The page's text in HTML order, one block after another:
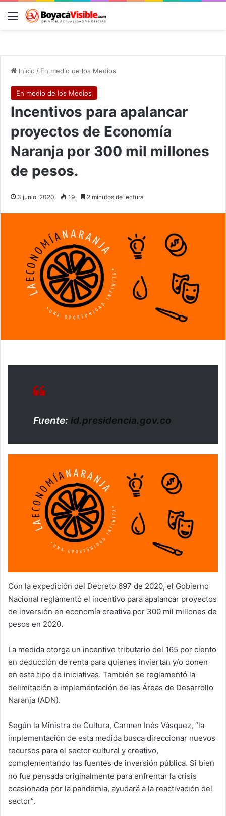
Menú
Inicio / En medio de los Medios
En medio de los Medios
Incentivos para apalancar
proyectos de Economía
Naranja por 300 mil millones
de pesos.
3 junio, 2020 19 2 minutos de lectura
Fuente: id.presidencia.gov.co
Con la expedición del Decreto 697 de 2020, el Gobierno
Nacional reglamentó el incentivo para apalancar proyectos
de inversión en economía creativa por 300 mil millones de
pesos en 2020.
La medida otorga un incentivo tributario del 165 por ciento
en deducción de renta para quienes inviertan y/o donen
en este tipo de iniciativas. También se reglamentó la
delimitación e implementación de las Áreas de Desarrollo
Naranja (ADN).
Según la Ministra de Cultura, Carmen Inés Vásquez, “la
implementación de esta medida busca direccionar nuevos
recursos para el sector cultural y creativo,
complementando las fuentes de inversión pública. Si bien
no fue pensada originalmente para enfrentar la crisis
ocasionada por la pandemia, ayudará a la reactivación del
sector”.